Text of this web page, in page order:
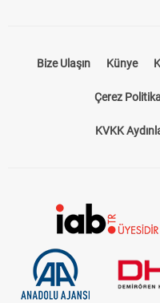
Bize Ulaşın Künye
Çerez
KVKK